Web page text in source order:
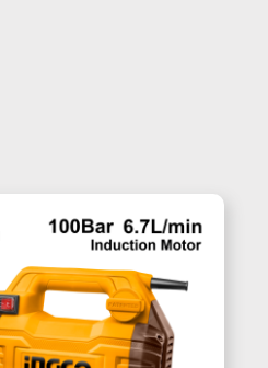
Prix
Initial
350,000 د.ت.
Prix
Actuel